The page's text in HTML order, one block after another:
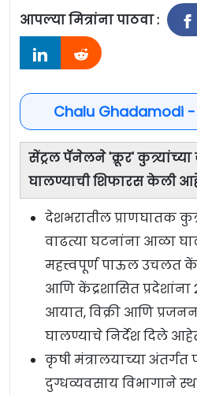
आपल्या मित्रांना पाठवा :
Chalu Ghadamodi -
सेंट्रल पॅनेलने 'क्रूर' कुत्र्यांच्या
घालण्याची शिफारस केली
देशभरातील प्राणघातक
वाढत्या घटनांना आळा
महत्त्वपूर्ण पाऊल उचलत
आणि केंद्रशासित प्रदेशांना
आयात, विक्री आणि
घालण्याचे निर्देश दिले
कृषी मंत्रालयाच्या
दुग्धव्यवसाय विभागाने